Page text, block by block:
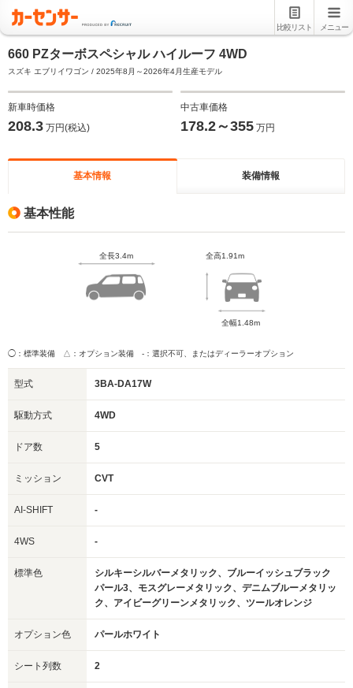
比較リスト メニュー
660 PZターボスペシャル ハイルーフ 4WD
スズキ エブリイワゴン / 2025年8月～2026年4月生産モデル
新車時価格
208.3 万円(税込)
中古車価格
178.2～355 万円
基本情報 装備情報
基本性能
全長3.4m 全高1.91m
全幅1.48m
◯：標準装備 △：オプション装備 -：選択不可、またはディーラーオプション
型式 3BA-DA17W
駆動方式 4WD
ドア数 5
ミッション CVT
AI-SHIFT -
4WS -
標準色
シルキーシルバーメタリック、ブルーイッシュブラック
パール3、モスグレーメタリック、デニムブルーメタリッ
ク、アイビーグリーンメタリック、ツールオレンジ
オプション色 パールホワイト
シート列数 2